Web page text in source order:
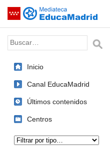
Saltar navegación
Palabra o frase:
Inicio
Canal EducaMadrid
Últimos contenidos
Centros